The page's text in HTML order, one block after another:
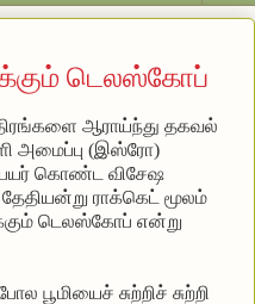
டெலஸ்கோப்
ஆராய்ந்து தகவல்
அமைப்பு (இஸ்ரோ)
கொண்ட
விசேஷ
ராக்கெட் மூலம்
டெலஸ்கோப் என்று
பூமியைச் சுற்றிச் சுற்றி